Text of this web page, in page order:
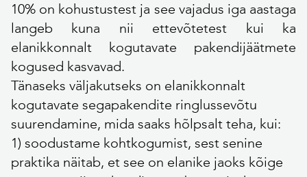
10% on kohustustest ja see vajadus iga aastaga
langeb kuna nii ettevõtetest kui ka
elanikkonnalt kogutavate pakendijäätmete
kogused kasvavad.
Tänaseks väljakutseks on elanikkonnalt
kogutavate segapakendite ringlussevõtu
suurendamine, mida saaks hõlpsalt teha, kui:
1) soodustame kohtkogumist, sest senine
praktika näitab, et see on elanike jaoks kõige